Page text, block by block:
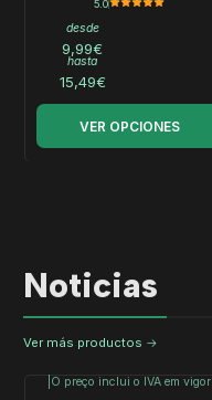
5.0
desde
9,99€
hasta
15,49€
VER OPCIONES
Noticias
Ver más productos
O preço inclui o IVA em vigor